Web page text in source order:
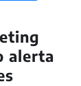
alerta